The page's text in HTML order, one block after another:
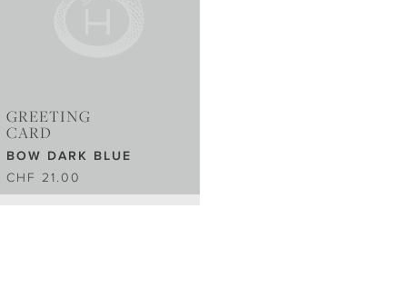
GREETING
CARD
BOW DARK BLUE
CHF 21.00